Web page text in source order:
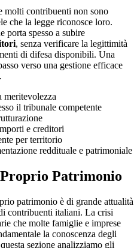
molti contribuenti non sono
che la legge riconosce loro.
porta spesso a subire
, senza verificare la legittimità
di difesa disponibili. Una
verso una gestione efficace
meritevolezza
il tribunale competente
e creditori
per territorio
reddituale e patrimoniale
Patrimonio
patrimonio è di grande attualità
contribuenti italiani. La crisi
che molte famiglie e imprese
la conoscenza degli
sezione analizziamo gli